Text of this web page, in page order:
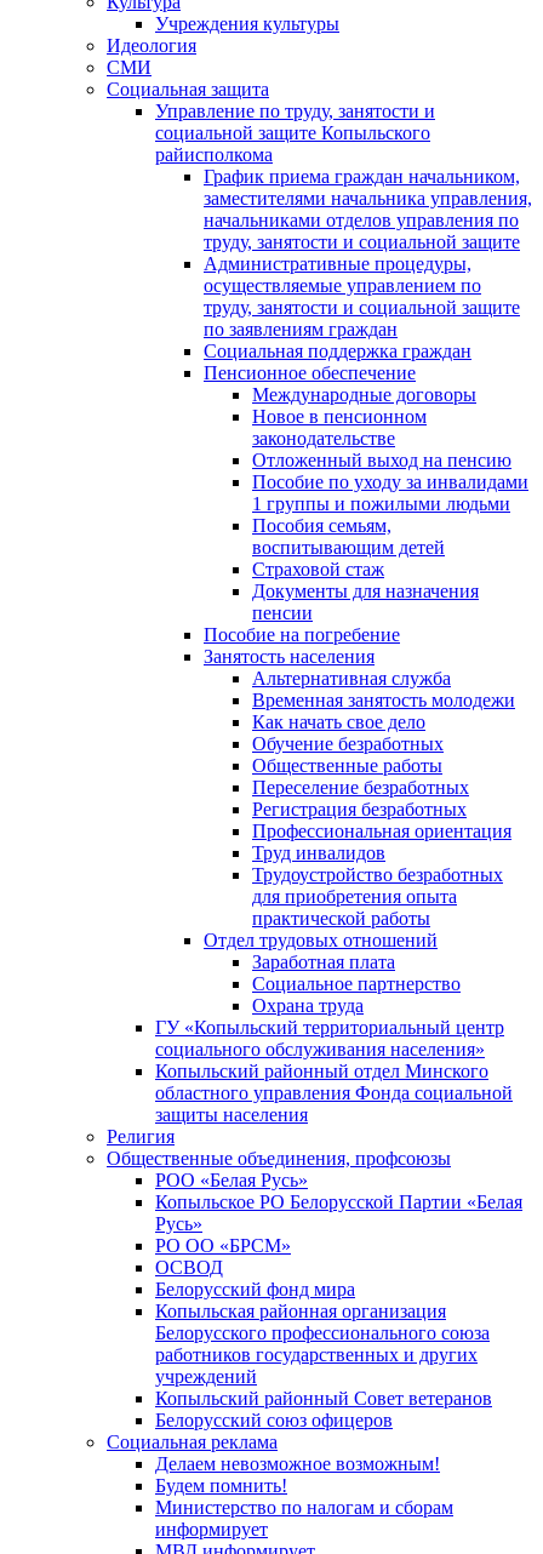
Учреждения культуры
Идеология
СМИ
Социальная защита
Управление по труду, занятости и
социальной защите Копыльского
райисполкома
График приема граждан начальником,
заместителями начальника управления,
начальниками отделов управления по
труду, занятости и социальной защите
Административные процедуры,
осуществляемые управлением по
труду, занятости и социальной защите
по заявлениям граждан
Социальная поддержка граждан
Пенсионное обеспечение
Международные договоры
Новое в пенсионном
законодательстве
Отложенный выход на пенсию
Пособие по уходу за инвалидами
1 группы и пожилыми людьми
Пособия семьям,
воспитывающим детей
Страховой стаж
Документы для назначения
пенсии
Пособие на погребение
Занятость населения
Альтернативная служба
Временная занятость молодежи
Как начать свое дело
Обучение безработных
Общественные работы
Переселение безработных
Регистрация безработных
Профессиональная ориентация
Труд инвалидов
Трудоустройство безработных
для приобретения опыта
практической работы
Отдел трудовых отношений
Заработная плата
Социальное партнерство
Охрана труда
ГУ «Копыльский территориальный центр
социального обслуживания населения»
Копыльский районный отдел Минского
областного управления Фонда социальной
защиты населения
Религия
Общественные объединения, профсоюзы
РОО «Белая Русь»
Копыльское РО Белорусской Партии «Белая
Русь»
РО ОО «БРСМ»
ОСВОД
Белорусский фонд мира
Копыльская районная организация
Белорусского профессионального союза
работников государственных и других
учреждений
Копыльский районный Совет ветеранов
Белорусский союз офицеров
Социальная реклама
Делаем невозможное возможным!
Будем помнить!
Министерство по налогам и сборам
информирует